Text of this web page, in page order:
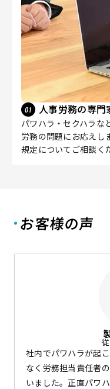
人事労務の専門
パワハラ・セクハラな
労務の問題にお応えし
規定についてご相談く
お客様の声
社内でパワハラが起
なく労務担当責任者
いました。正直パワ